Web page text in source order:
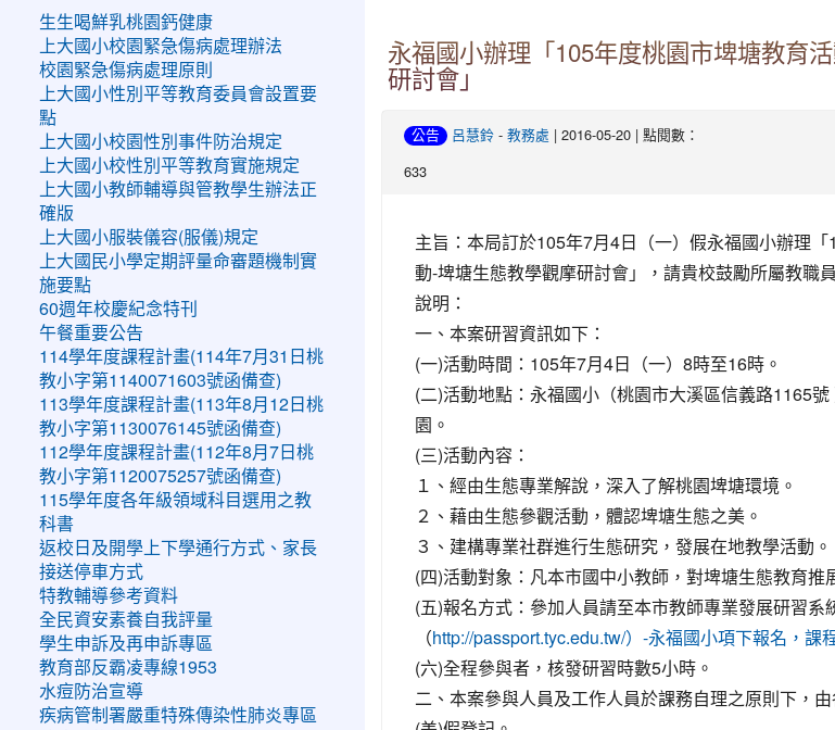
永福國小辦理「105年度桃園市埤塘教育
研討會」
公告 呂慧鈴 - 教務處 | 2016-05-20 | 點閱數：
633
主旨：本局訂於105年7月4日（一）假永福國小辦理
動-埤塘生態教學觀摩研討會」，請貴校鼓勵所屬教職
說明：
一、本案研習資訊如下：
(一)活動時間：105年7月4日（一）8時至16時。
(二)活動地點：永福國小（桃園市大溪區信義路1165
園。
(三)活動內容：
１、經由生態專業解說，深入了解桃園埤塘環境。
２、藉由生態參觀活動，體認埤塘生態之美。
３、建構專業社群進行生態研究，發展在地教學活動。
(四)活動對象：凡本市國中小教師，對埤塘生態教育推
(五)報名方式：參加人員請至本市教師專業發展研習系
（http://passport.tyc.edu.tw/）-永福國小項下報名，課
(六)全程參與者，核發研習時數5小時。
二、本案參與人員及工作人員於課務自理之原則下，
生生喝鮮乳桃園鈣健康
上大國小校園緊急傷病處理辦法
校園緊急傷病處理原則
上大國小性別平等教育委員會設置要
點
上大國小校園性別事件防治規定
上大國小校性別平等教育實施規定
上大國小教師輔導與管教學生辦法正
確版
上大國小服裝儀容(服儀)規定
上大國民小學定期評量命審題機制實
施要點
60週年校慶紀念特刊
午餐重要公告
114學年度課程計畫(114年7月31日桃
教小字第1140071603號函備查)
113學年度課程計畫(113年8月12日桃
教小字第1130076145號函備查)
112學年度課程計畫(112年8月7日桃
教小字第1120075257號函備查)
115學年度各年級領域科目選用之教
科書
返校日及開學上下學通行方式、家長
接送停車方式
特教輔導參考資料
全民資安素養自我評量
學生申訴及再申訴專區
教育部反霸凌專線1953
水痘防治宣導
疾病管制署嚴重特殊傳染性肺炎專區